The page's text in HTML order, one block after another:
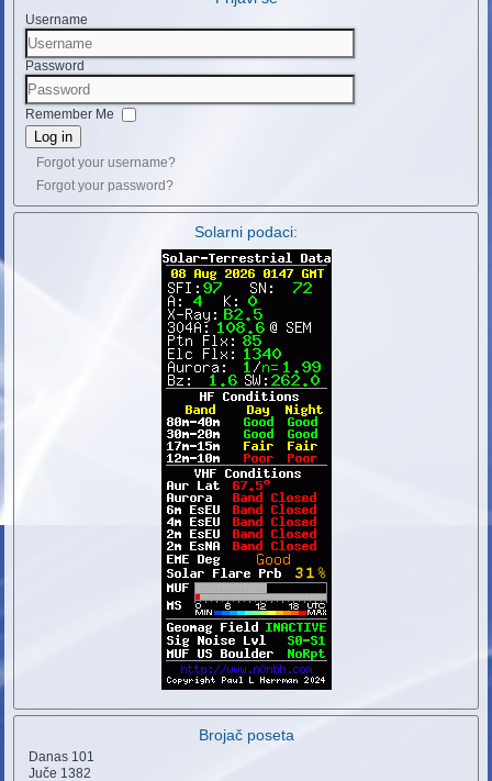
Username
Password
Remember Me
Log in
Forgot your username?
Forgot your password?
Solarni podaci:
Brojač poseta
Danas 101
Juče 1382